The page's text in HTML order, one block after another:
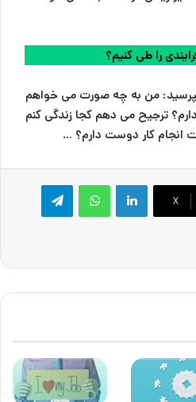
را طی کنیم؟
بپرسید: من به چه صورت می خواهم
ترجیح می دهم کجا زندگی کنم
انجام کار دوست دارم؟ …
X
لینکدینواتس آپ تلگرام